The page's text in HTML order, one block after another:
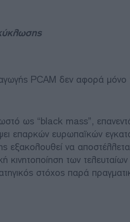
PCAM δεν αφορά μόνο
ως “black mass”,
επαρκών ευρωπαϊκών
εξακολουθεί να
κινητοποίηση των
στόχος παρά